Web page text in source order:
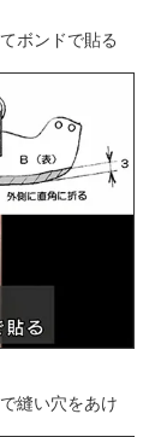
ボンドで貼る
縫い穴をあけ